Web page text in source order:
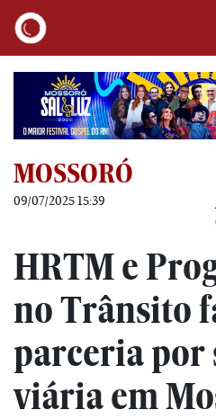
MOSSORÓ
09/07/2025 15:39
HRTM e
no Trânsito
parceria por
viária em